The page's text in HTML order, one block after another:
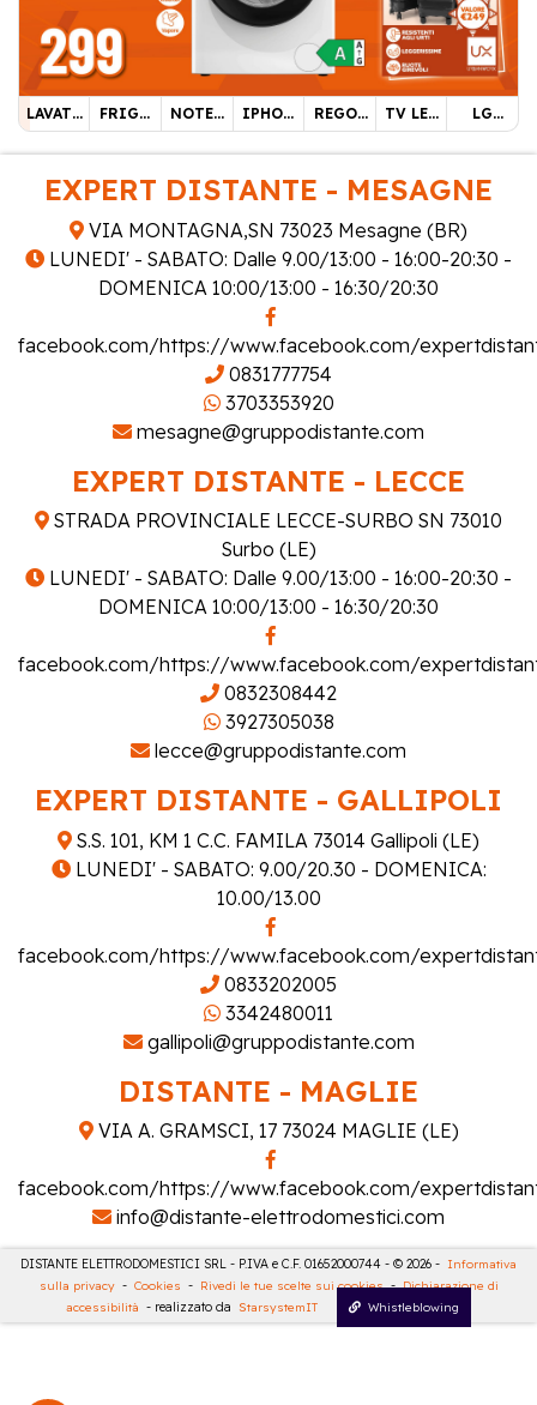
LAVATR
ICE
BEKO
8KG
FRIGO
COMBI
NATO
SAMSU
NG
NOTEB
OOK
ASPIRE
GO 15
IPHON
E 17
PRO
256 GB
REGOL
ACAPEL
LI
PHILIP
S
TV LED
HISEN
SE 55"
LG
SUMME
R
CASHB
ACK
EXPERT DISTANTE - MESAGNE
VIA MONTAGNA,SN 73023 Mesagne (BR)
LUNEDI' - SABATO: Dalle 9.00/13:00 - 16:00-20:30 -
DOMENICA 10:00/13:00 - 16:30/20:30
facebook.com/https://www.facebook.com/
0831777754
3703353920
mesagne@gruppodistante.com
EXPERT DISTANTE - LECCE
STRADA PROVINCIALE LECCE-SURBO SN 73010
Surbo (LE)
LUNEDI' - SABATO: Dalle 9.00/13:00 - 16:00-20:30 -
DOMENICA 10:00/13:00 - 16:30/20:30
facebook.com/https://www.facebook.com/
0832308442
3927305038
lecce@gruppodistante.com
EXPERT DISTANTE - GALLIPOLI
S.S. 101, KM 1 C.C. FAMILA 73014 Gallipoli (LE)
LUNEDI' - SABATO: 9.00/20.30 - DOMENICA:
10.00/13.00
facebook.com/https://www.facebook.com/
0833202005
3342480011
gallipoli@gruppodistante.com
DISTANTE - MAGLIE
VIA A. GRAMSCI, 17 73024 MAGLIE (LE)
facebook.com/https://www.facebook.com/
info@distante-elettrodomestici.com
DISTANTE ELETTRODOMESTICI SRL - P.IVA e C.F. 01652000744 - © 2026 - Informativa
sulla privacy - Cookies - Rivedi le tue scelte sui cookies - Dichiarazione di
accessibilità - realizzato da StarsystemIT Whistleblowing